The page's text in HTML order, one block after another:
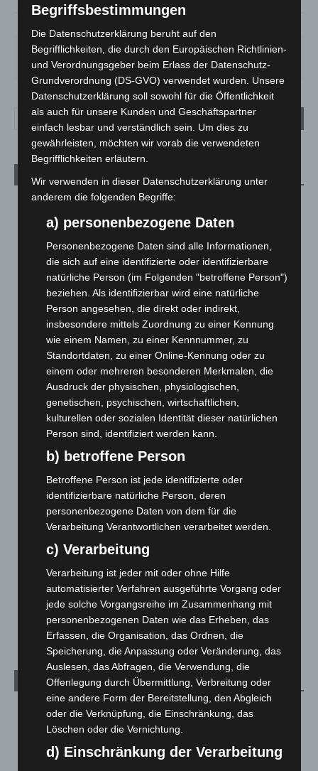
FR.
25°
SA.
26°
SO.
31°
MO.
35°
DI.
20
Aktuelle Beiträge
Brand im „Haus der Begegnung“ in Neuwarmbüchen schnell
eingedämmt
6. August 2026
Region Hannover: 21 neue Notfallsanitäter starten beim
Roten Kreuz
5. August 2026
Mann läuft mit Hockeyschläger über A7 – Polizei sucht
Zeugen
5. August 2026
Celle: Mensch stirbt bei Bagger-Unfall auf Baustelle
5. August 2026
5. August 2026
Anklage nach Abschaltung von „Archetyp Market“ erhoben
Hannover: Polizei stoppt 166 Trunkenheitsfahrten bei
Großkontrolle
Hannover Klassik Open Air 2026: Französische Oper im
Maschpark
2. August 2026
Kategorien
Blaulicht
Corona-News
Hannover und Region
5.035
Begriffsbestimmungen
Die Datenschutzerklärung beruht auf den
Begrifflichkeiten, die durch den Europäischen Richtlinien-
und Verordnungsgeber beim Erlass der Datenschutz-
Grundverordnung (DS-GVO) verwendet wurden. Unsere
Datenschutzerklärung soll sowohl für die Öffentlichkeit
als auch für unsere Kunden und Geschäftspartner
einfach lesbar und verständlich sein. Um dies zu
gewährleisten, möchten wir vorab die verwendeten
Begrifflichkeiten erläutern.
Wir verwenden in dieser Datenschutzerklärung unter
anderem die folgenden Begriffe:
a) personenbezogene Daten
Personenbezogene Daten sind alle Informationen,
die sich auf eine identifizierte oder identifizierbare
natürliche Person (im Folgenden "betroffene Person")
beziehen. Als identifizierbar wird eine natürliche
Person angesehen, die direkt oder indirekt,
insbesondere mittels Zuordnung zu einer Kennung
wie einem Namen, zu einer Kennnummer, zu
Standortdaten, zu einer Online-Kennung oder zu
einem oder mehreren besonderen Merkmalen, die
Ausdruck der physischen, physiologischen,
genetischen, psychischen, wirtschaftlichen,
kulturellen oder sozialen Identität dieser natürlichen
Person sind, identifiziert werden kann.
b) betroffene Person
Betroffene Person ist jede identifizierte oder
identifizierbare natürliche Person, deren
personenbezogene Daten von dem für die
Verarbeitung Verantwortlichen verarbeitet werden.
c) Verarbeitung
Verarbeitung ist jeder mit oder ohne Hilfe
automatisierter Verfahren ausgeführte Vorgang oder
jede solche Vorgangsreihe im Zusammenhang mit
personenbezogenen Daten wie das Erheben, das
Erfassen, die Organisation, das Ordnen, die
Speicherung, die Anpassung oder Veränderung, das
Auslesen, das Abfragen, die Verwendung, die
Offenlegung durch Übermittlung, Verbreitung oder
eine andere Form der Bereitstellung, den Abgleich
oder die Verknüpfung, die Einschränkung, das
Löschen oder die Vernichtung.
d) Einschränkung der Verarbeitung